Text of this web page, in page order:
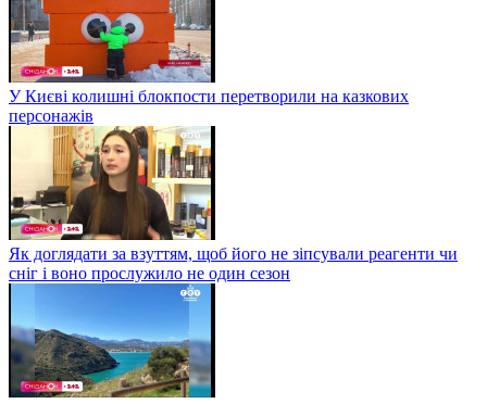
У Києві колишні блокпости перетворили на казкових
персонажів
Як доглядати за взуттям, щоб його не зіпсували реагенти чи
сніг і воно прослужило не один сезон